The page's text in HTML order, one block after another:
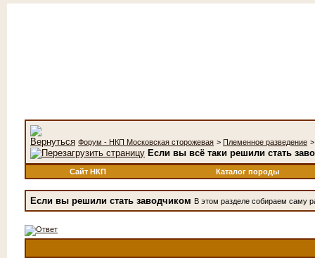
Форум - НКП Московская сторожевая > Племенное разведение
Если вы всё таки решили стать
Сайт НКП Каталог породы
Если вы решили стать заводчиком В этом разделе собираем саму